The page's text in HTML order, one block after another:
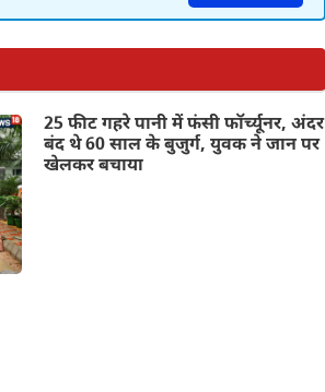
25 फीट गहरे पानी में फंसी फॉर्च्यूनर, अंदर
बंद थे 60 साल के बुजुर्ग, युवक ने जान पर
खेलकर बचाया